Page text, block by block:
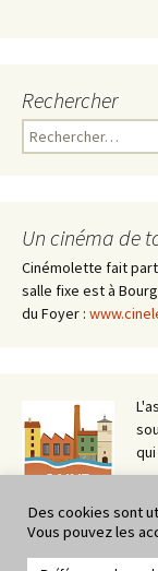
Rechercher
Rechercher :
Un cinéma de
Cinémolette fait
salle fixe est à
du Foyer :
cinéma Le Foyer de
Des cookies sont
Vous pouvez les